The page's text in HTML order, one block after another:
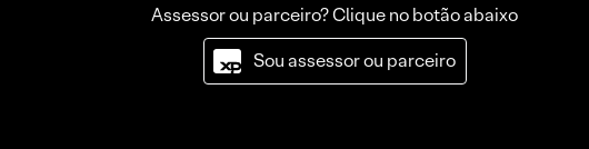
Assessor ou parceiro? Clique no botão abaixo
Sou assessor ou parceiro